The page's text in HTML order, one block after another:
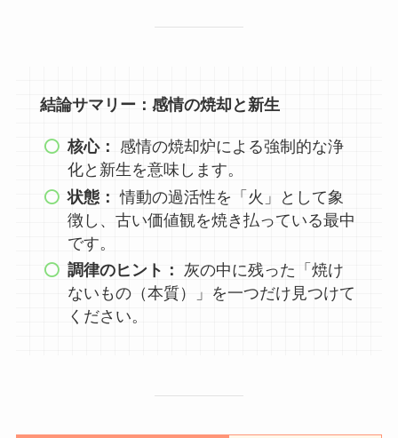
結論サマリー：感情の焼却と新生
核心：
感情の焼却炉による強制的な浄
化と新生を意味します。
状態： 情動の過活性を「火」として象
徴し、古い価値観を焼き払っている最中
です。
調律のヒント：
灰の中に残った「焼け
ないもの（本質）」を一つだけ見つけて
ください。